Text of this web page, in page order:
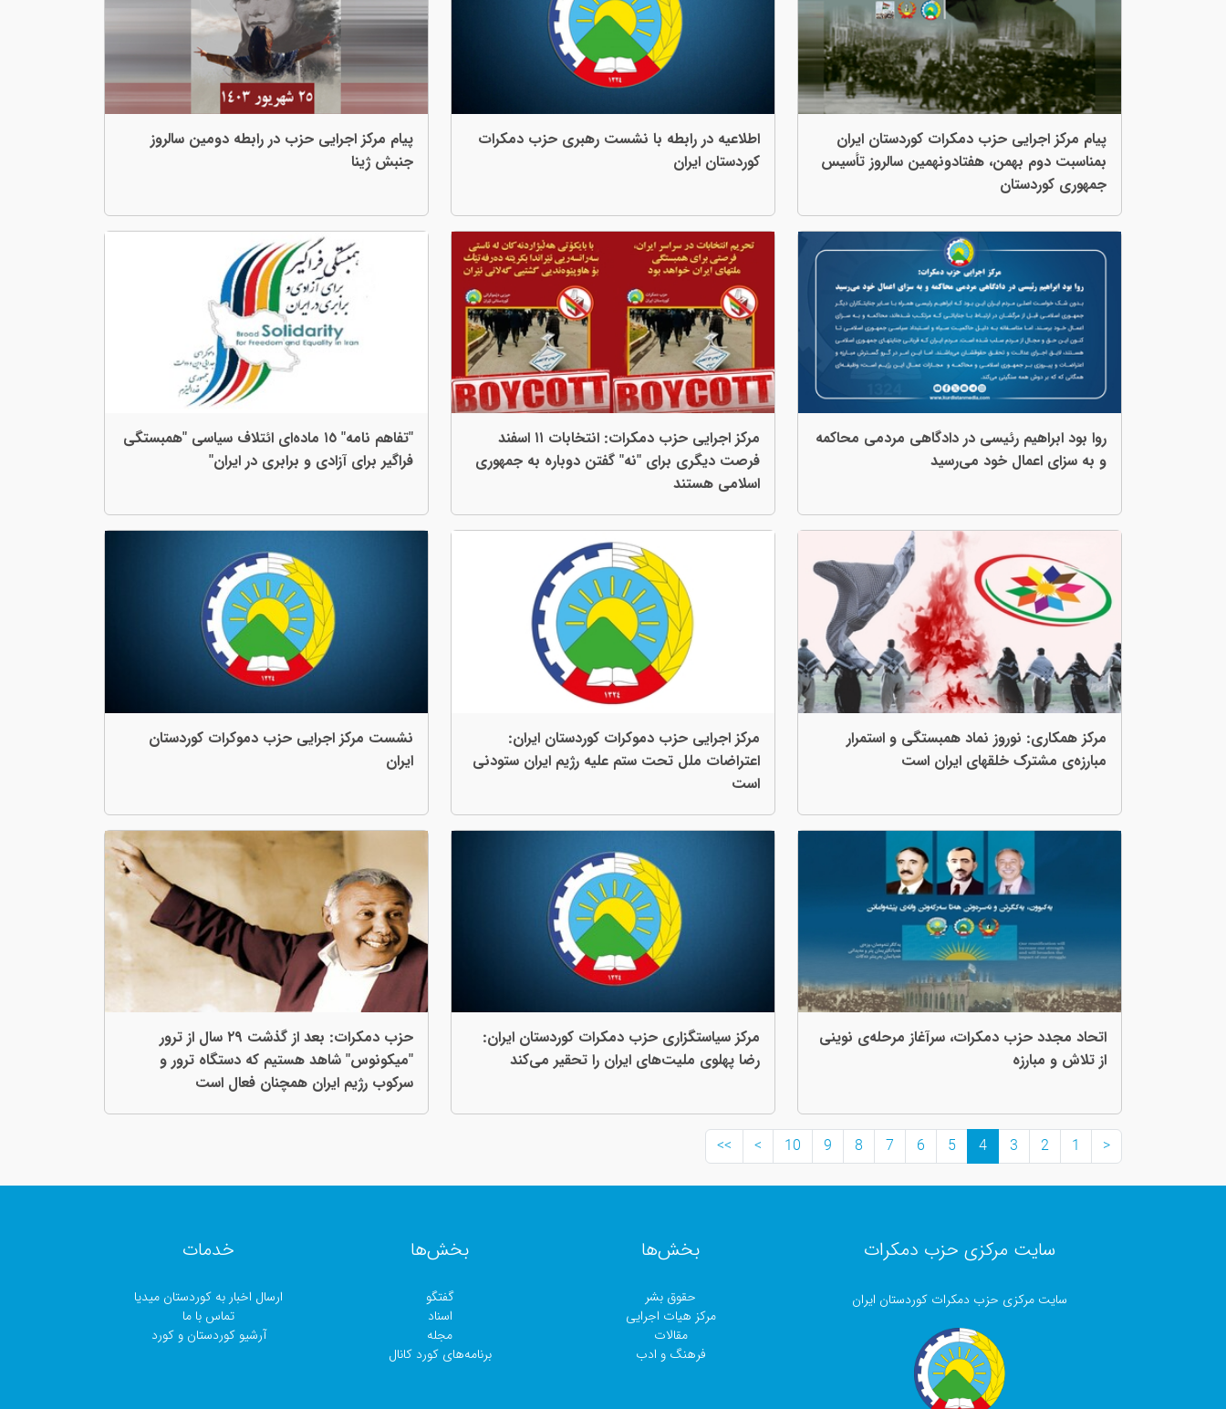
پیام مرکز اجرایی حزب دمکرات کوردستان ایران
بمناسبت دوم‌ بهمن، هفتادونهمین سالروز تأسیس
جمهوری کوردستان
اطلاعیە در رابطە با نشست رهبری حزب دمکرات
کوردستان ایران
پیام مرکز اجرایی حزب در رابطە دومین سالروز
جنبش ژینا
روا بود ابراهیم رئیسی در دادگاهی مردمی محاکمه
و بە سزای اعمال خود می‌رسید
مرکز اجرایی حزب دمکرات: انتخابات ١١ اسفند
فرصت دیگری برای "نە" گفتن دوبارە بە جمهوری
اسلامی هستند
"تفاهم نامه" ١٥ ماده‌ای ائتلاف سياسی "همبستگی
فراگیر برای آزادی و برابری در ایران"
مرکز همکاری: نوروز نماد همبستگی و استمرار
مبارزەی مشترک خلقهای ایران است
مرکز اجرایی حزب دموکرات کوردستان ایران:
اعتراضات ملل تحت ستم علیە رژیم ایران ستودنی
است
نشست مرکز اجرایی حزب دموکرات کوردستان
ایران
اتحاد مجدد حزب دمکرات، سرآغاز مرحلەی نوینی
از تلاش و مبارزە
مرکز سیاستگزاری حزب دمکرات کوردستان ایران:
رضا پهلوی ملیت‌های ایران را تحقیر می‌کند
حزب دمکرات: بعد از گذشت ٢٩ سال از ترور
"میکونوس" شاهد هستیم کە دستگاه ترور و
سرکوب رژیم ایران همچنان فعال است
<
1
2
3
4
5
6
7
8
9
10
>
>>
سایت مرکزی حزب دمکرات
سایت مرکزی حزب دمکرات کوردستان ایران
بخش‌ها
حقوق بشر
مرکز هیات اجرایی
مقالات
فرهنگ و ادب
بخش‌ها
گفتگو
اسناد
مجلە
برنامەهای کورد کانال
خدمات
ارسال اخبار بە کوردستان میدیا
تماس با ما
آرشیو کوردستان و کورد